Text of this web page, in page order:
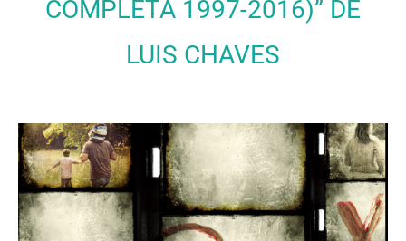
COMPLETA 1997-2016)” DE
LUIS CHAVES